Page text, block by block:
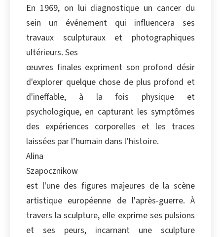
En 1969, on lui diagnostique un cancer du
sein un événement qui influencera ses
travaux sculpturaux et photographiques
ultérieurs. Ses
œuvres finales expriment son profond désir
d'explorer quelque chose de plus profond et
d'ineffable, à la fois physique et
psychologique, en capturant les symptômes
des expériences corporelles et les traces
laissées par l’humain dans l’histoire.
Alina
Szapocznikow
est l'une des figures majeures de la scène
artistique européenne de l'après-guerre. À
travers la sculpture, elle exprime ses pulsions
et ses peurs, incarnant une sculpture